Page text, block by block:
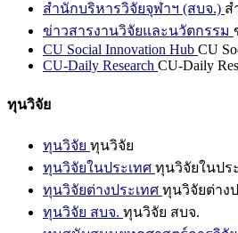
สำนักบริหารวิจัยจุฬาฯ (สบจ.) ส
ข่าวสารงานวิจัยและนวัตกรรม
CU Social Innovation Hub CU
CU-Daily Research CU-Daily
ทุนวิจัย
ทุนวิจัย ทุนวิจัย
ทุนวิจัยในประเทศ ทุนวิจัยในปร
ทุนวิจัยต่างประเทศ ทุนวิจัยต่าง
ทุนวิจัย สบจ. ทุนวิจัย สบจ.